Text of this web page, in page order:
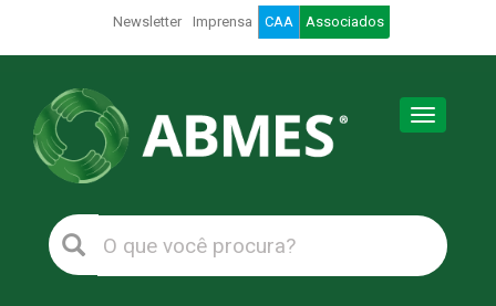
Newsletter Imprensa CAA Associados
Toggle